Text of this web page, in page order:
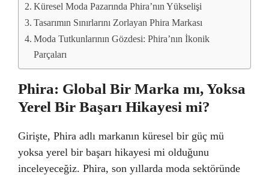
Küresel Moda Pazarında Phira’nın Yükselişi
Tasarımın Sınırlarını Zorlayan Phira Markası
Moda Tutkunlarının Gözdesi: Phira’nın İkonik
Parçaları
Phira: Global Bir Marka mı, Yoksa
Yerel Bir Başarı Hikayesi mi?
Girişte, Phira adlı markanın küresel bir güç mü
yoksa yerel bir başarı hikayesi mi olduğunu
inceleyeceğiz. Phira, son yıllarda moda sektöründe